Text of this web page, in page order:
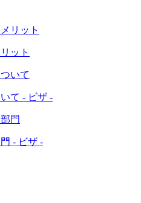
ット
て - ビザ -
- ビザ -